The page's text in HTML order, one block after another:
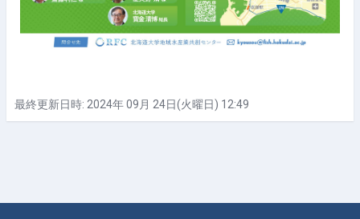
最終更新日時: 2024年 09月 24日(火曜日) 12:49